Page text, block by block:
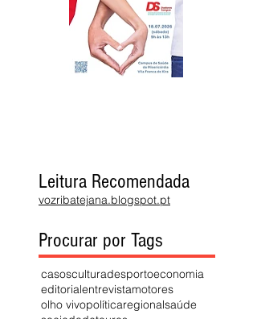
Leitura Recomendada
vozribatejana.blogspot.pt
Procurar por Tags
casosculturadesportoeconomia
editorialentrevistamotores
olho vivopolíticaregionalsaúde